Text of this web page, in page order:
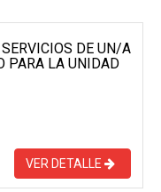
DE UN/A
PARA LA UNIDAD
VER DETALLE